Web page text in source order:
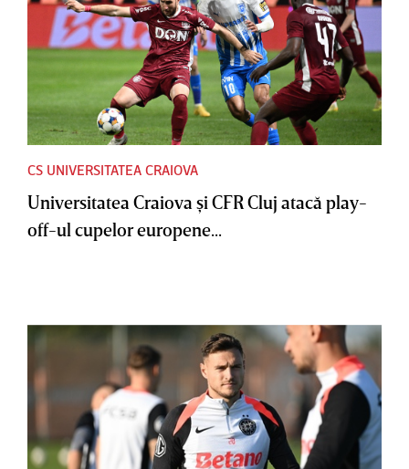
CS UNIVERSITATEA CRAIOVA
Universitatea Craiova şi CFR Cluj atacă play-
off-ul cupelor europene...